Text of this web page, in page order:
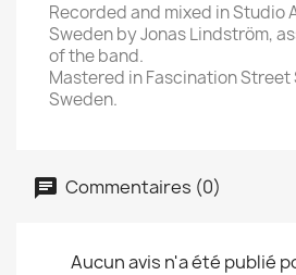
Recorded and mixed in Studio
Sweden by Jonas Lindström,
of the band.
Mastered in Fascination Street
Sweden.
Commentaires (0)
Aucun avis n'a été publié